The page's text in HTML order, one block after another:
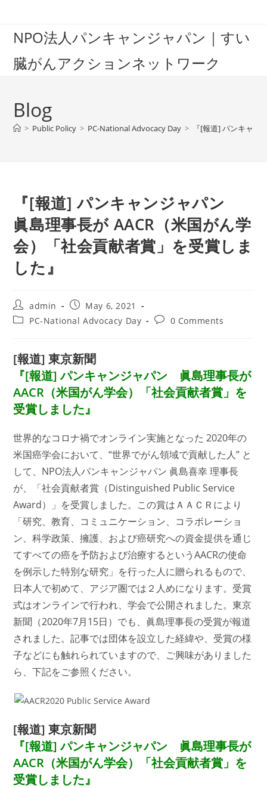
contentNPO法人パンキャンジャパン｜すい
臓がんアクションネットワーク
Blog
> Public Policy > PC-National Advocacy Day > 『[報道] パンキャ
『[報道] パンキャンジャパン
眞島理事長が AACR（米国がん学
会）「社会貢献者賞」を受賞しま
した』
Post
author:
admin
Post
published:
May 6, 2021
PostPC-National Advocacy Day
Post0 Comments
[報道] 東京新聞
『[報道] パンキャンジャパン 眞島理事長が
AACR（米国がん学会）「社会貢献者賞」を
受賞しました』
世界的なコロナ禍でオンライン実施となった 2020年の
米国癌学会において、“世界でがん領域で貢献した人” と
して、NPO法人パンキャンジャパン 眞島喜幸 理事長
が、「社会貢献者賞（Distinguished Public Service
Award）」を受賞しました。この賞はＡＡＣＲにより
「研究、教育、コミュニケーション、コラボレーショ
ン、科学政策、擁護、および癌研究への資金提供を通じ
てすべての癌を予防および治療するというAACRの使命
を例示した特別な研究」を行った人に贈られるもので、
日本人で初めて、アジア圏では２人めになります。受賞
式はオンラインで行われ、学会で公開されました。東京
新聞（2020年7月15日）でも、眞島理事長の受賞が報道
されました。記事では団体を設立した経緯や、受賞の様
子などにも触れられていますので、ご興味がありました
ら、下記をご参照ください。
[報道] 東京新聞
『[報道] パンキャンジャパン 眞島理事長が
AACR（米国がん学会）「社会貢献者賞」を
受賞しました』